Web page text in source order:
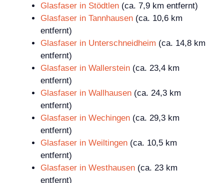
Glasfaser in Stödtlen (ca. 7,9 km entfernt)
Glasfaser in Tannhausen (ca. 10,6 km
entfernt)
Glasfaser in Unterschneidheim (ca. 14,8 km
entfernt)
Glasfaser in Wallerstein (ca. 23,4 km
entfernt)
Glasfaser in Wallhausen (ca. 24,3 km
entfernt)
Glasfaser in Wechingen (ca. 29,3 km
entfernt)
Glasfaser in Weiltingen (ca. 10,5 km
entfernt)
Glasfaser in Westhausen (ca. 23 km
entfernt)